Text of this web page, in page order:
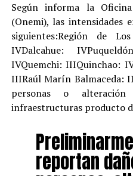
Según informa la
(Onemi), las intensidades
siguientes:Región de
IVDalcahue:
IVQuemchi: IIIQuinchao:
IIIRaúl Marí­n Balmaceda:
personas o
infraestructuras producto
reportan